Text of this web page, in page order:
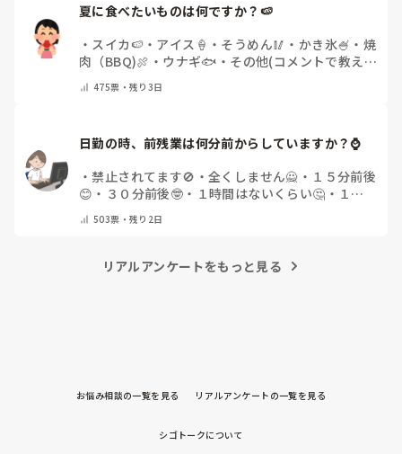
夏に食べたいものは何ですか？🍉
・ スイカ🍉 ・ アイス🍦 ・ そうめん🥢 ・ かき氷🍧 ・ 焼
肉（BBQ)🍖 ・ ウナギ🐟 ・ その他(コメントで教え
475票・残り3日
日勤の時、前残業は何分前からしていますか？⌚
・禁止されてます🚫 ・ 全くしません🙅 ・ １５分前後
😊 ・ ３０分前後🤓 ・ １時間はないくらい🤔 ・ １時
503票・残り2日
リアルアンケートをもっと見る
お悩み相談の一覧を見る リアルアンケートの一覧を見る
シゴトークについて